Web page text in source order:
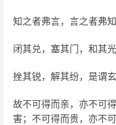
知之者弗言，言之者弗知
闭其兑，塞其门，和其光
挫其锐，解其纷，是谓玄
故不可得而亲，亦不可
害；不可得而贵，亦不